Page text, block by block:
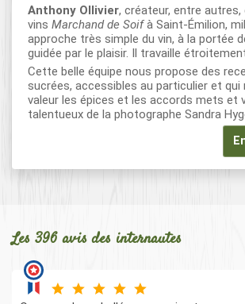
Anthony Ollivier, créateur, entre autres,
vins Marchand de Soifà Saint-Émilion,
approche très simple du vin, à la portée
guidée par le plaisir. Il travaille
Cette belle équipe nous propose des
sucrées, accessibles au particulier et
valeur les épices et les accords mets et
talentueux de la photographe Sandra
Les 396 avis des internautes